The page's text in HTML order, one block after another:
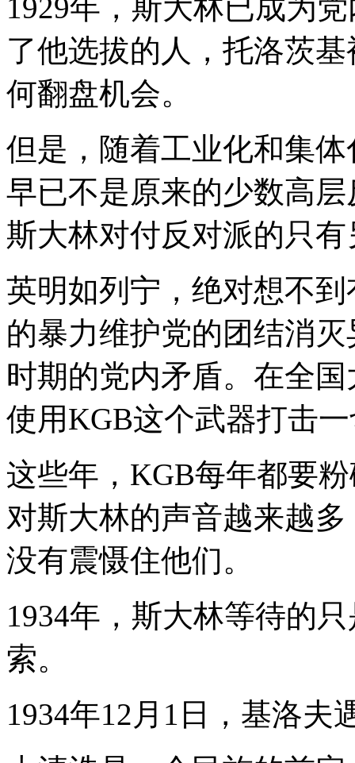
1929年，斯大林已成为
了他选拔的人，托洛茨
何翻盘机会。
但是，随着工业化和集
早已不是原来的少数高
斯大林对付反对派的只
英明如列宁，绝对想不
的暴力维护党的团结消
时期的党内矛盾。在全
使用KGB这个武器打击
这些年，KGB每年都要
对斯大林的声音越来越
没有震慑住他们。
1934年，斯大林等待的
索。
1934年12月1日，基洛夫